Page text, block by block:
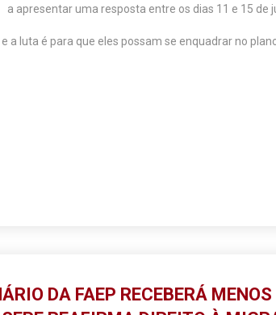
a apresentar uma resposta entre os dias 11 e 15 de
a luta é para que eles possam se enquadrar no
DA FAEP RECEBERÁ MENOS